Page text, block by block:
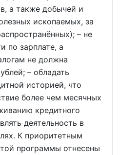
а также добычей и
ископаемых, за
– не
по зарплате, а
не должна
– обладать
историей, что
более чем месячных
кредитного
деятельность в
К приоритетным
программы отнесены